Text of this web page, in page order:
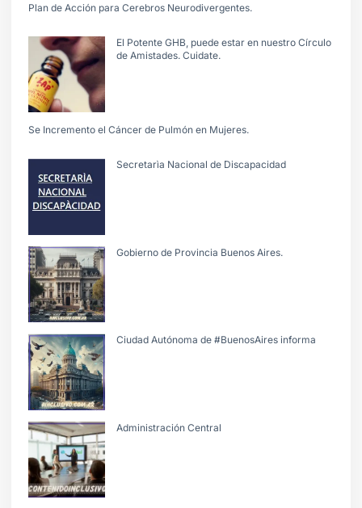
Plan de Acción para Cerebros Neurodivergentes.
El Potente GHB, puede estar en nuestro Círculo
de Amistades. Cuidate.
Se Incremento el Cáncer de Pulmón en Mujeres.
Secretarìa Nacional de Discapacidad
Gobierno de Provincia Buenos Aires.
Ciudad Autónoma de #BuenosAires informa
Administración Central